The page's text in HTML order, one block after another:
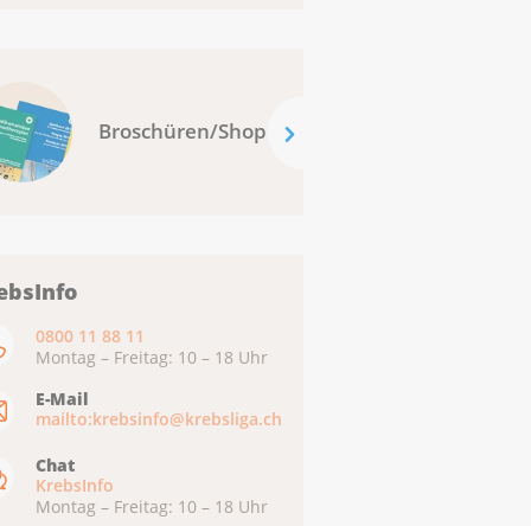
Broschüren/Shop
0800 11 88 11
Montag – Freitag: 10 – 18 Uhr
E-Mail
mailto:krebsinfo@krebsliga.ch
Chat
KrebsInfo
Montag – Freitag: 10 – 18 Uhr